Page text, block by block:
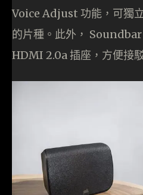
Voice Adjust 功能，可獨
的片種。此外， Soundbar
HDMI 2.0a 插座，方便接